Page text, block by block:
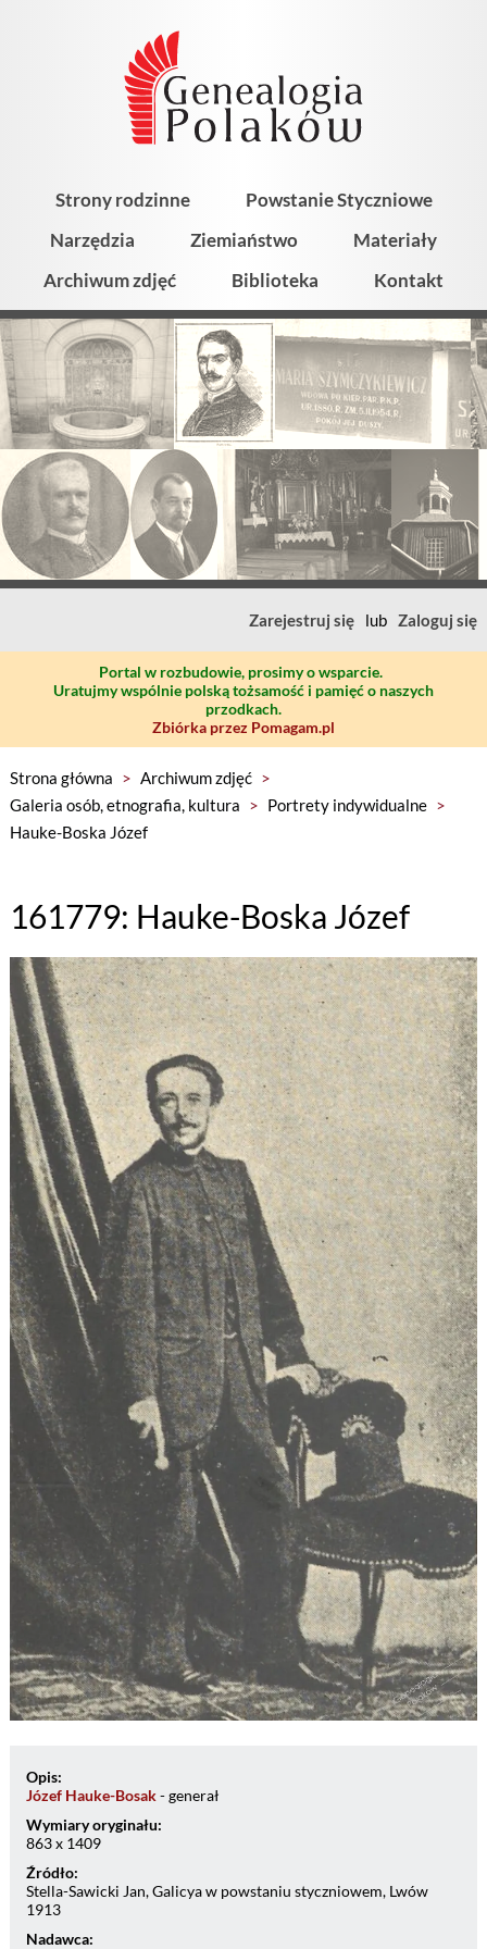
Strony rodzinne
Powstanie Styczniowe
Narzędzia
Ziemiaństwo
Materiały
Archiwum zdjęć
Biblioteka Kontakt
Zarejestruj się lub Zaloguj się
Portal w rozbudowie, prosimy o wsparcie.
Uratujmy wspólnie polską tożsamość i pamięć o naszych
przodkach.
Zbiórka przez Pomagam.pl
Strona główna > Archiwum zdjęć >
Galeria osób, etnografia, kultura > Portrety indywidualne >
Hauke-Boska Józef
161779: Hauke-Boska Józef
Opis:
Józef Hauke-Bosak- generał
Wymiary oryginału:
863 x 1409
Źródło:
Stella-Sawicki Jan, Galicya w powstaniu styczniowem, Lwów
1913
Nadawca: